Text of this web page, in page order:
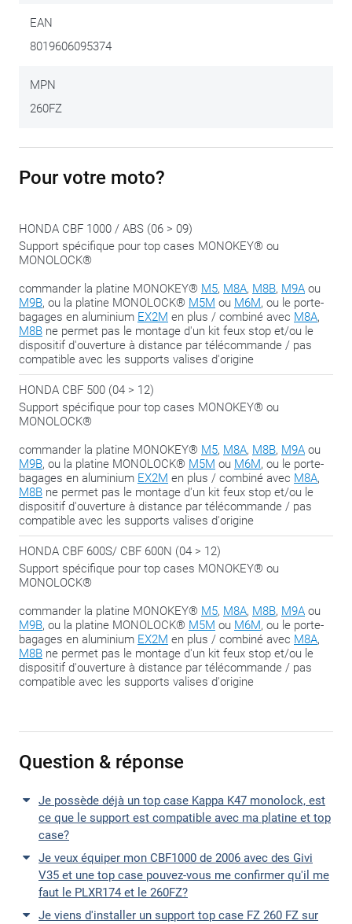
quevalise Monolock
combiner avec
Nous partageons ce conseil :
plus pour adapter l’ensemble.
EAN
8019606095374
MPN
260FZ
Pour votre moto?
HONDA CBF 1000 / ABS (06 > 09)
Support spécifique pour top cases MONOKEY® ou
MONOLOCK®
commander la platine MONOKEY® M5, M8A, M8B, M9A ou
M9B, ou la platine MONOLOCK® M5M ou M6M, ou le porte-
bagages en aluminium EX2M en plus / combiné avec M8A,
M8B ne permet pas le montage d'un kit feux stop et/ou le
dispositif d'ouverture à distance par télécommande / pas
compatible avec les supports valises d'origine
HONDA CBF 500 (04 > 12)
Support spécifique pour top cases MONOKEY® ou
MONOLOCK®
commander la platine MONOKEY® M5, M8A, M8B, M9A ou
M9B, ou la platine MONOLOCK® M5M ou M6M, ou le porte-
bagages en aluminium EX2M en plus / combiné avec M8A,
M8B ne permet pas le montage d'un kit feux stop et/ou le
dispositif d'ouverture à distance par télécommande / pas
compatible avec les supports valises d'origine
HONDA CBF 600S/ CBF 600N (04 > 12)
Support spécifique pour top cases MONOKEY® ou
MONOLOCK®
commander la platine MONOKEY® M5, M8A, M8B, M9A ou
M9B, ou la platine MONOLOCK® M5M ou M6M, ou le porte-
bagages en aluminium EX2M en plus / combiné avec M8A,
M8B ne permet pas le montage d'un kit feux stop et/ou le
dispositif d'ouverture à distance par télécommande / pas
compatible avec les supports valises d'origine
Question & réponse
Je possède déjà un top case Kappa K47 monolock, est
ce que le support est compatible avec ma platine et top
case?
Je veux équiper mon CBF1000 de 2006 avec des Givi
V35 et une top case pouvez-vous me confirmer qu'il me
faut le PLXR174 et le 260FZ?
Je viens d'installer un support top case FZ 260 FZ sur